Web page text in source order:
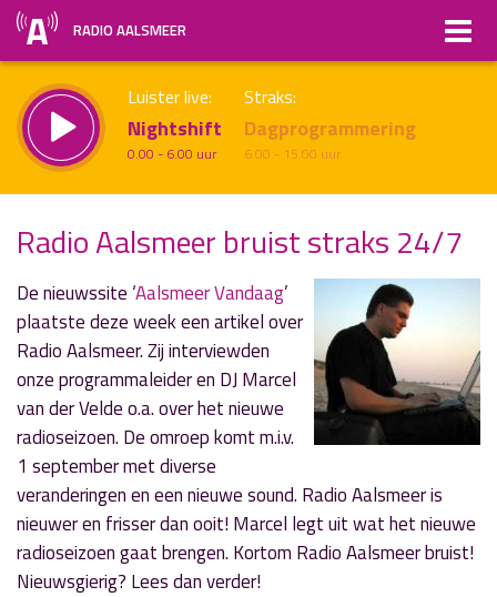
RADIO AALSMEER
Luister live:
Nightshift
0.00 - 6.00 uur
Straks:
Dagprogrammering
6.00 - 15.00 uur
Volgend uur
Inklappen
Radio Aalsmeer bruist straks 24/7
De nieuwssite ‘Aalsmeer Vandaag’
plaatste deze week een artikel over
Radio Aalsmeer. Zij interviewden
onze programmaleider en DJ Marcel
van der Velde o.a. over het nieuwe
radioseizoen. De omroep komt m.i.v.
1 september met diverse
veranderingen en een nieuwe sound. Radio Aalsmeer is
nieuwer en frisser dan ooit! Marcel legt uit wat het nieuwe
radioseizoen gaat brengen. Kortom Radio Aalsmeer bruist!
Nieuwsgierig? Lees dan verder!